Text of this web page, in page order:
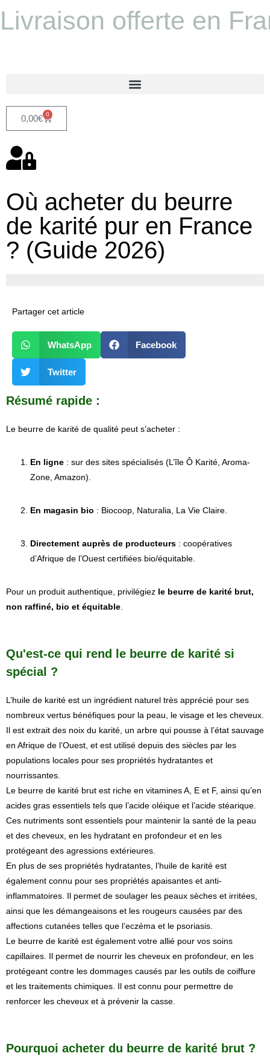
Livraison offerte en
0,00€ 0
Où acheter du beurre
de karité pur en France
? (Guide 2026)
Partager cet article
WhatsApp Facebook
Twitter
Résumé rapide :
Le beurre de karité de qualité peut s’acheter :
En ligne : sur des sites spécialisés (L’île Ô Karité, Aroma-
Zone, Amazon).
En magasin bio : Biocoop, Naturalia, La Vie Claire.
Directement auprès de producteurs : coopératives
d’Afrique de l’Ouest certifiées bio/équitable.
Pour un produit authentique, privilégiez le beurre de karité brut,
non raffiné, bio et équitable
Qu'est-ce qui rend le beurre de karité si
spécial ?
L’huile de karité est un ingrédient naturel très apprécié pour ses
nombreux vertus bénéfiques pour la peau, le visage et les cheveux.
Il est extrait des noix du karité, un arbre qui pousse à l’état sauvage
en Afrique de l’Ouest, et est utilisé depuis des siècles par les
populations locales pour ses propriétés hydratantes et
nourrissantes.
Le beurre de karité brut est riche en vitamines A, E et F, ainsi qu’en
acides gras essentiels tels que l’acide oléique et l’acide stéarique.
Ces nutriments sont essentiels pour maintenir la santé de la peau
et des cheveux, en les hydratant en profondeur et en les
protégeant des agressions extérieures.
En plus de ses propriétés hydratantes, l’huile de karité est
également connu pour ses propriétés apaisantes et anti-
inflammatoires. Il permet de soulager les peaux sèches et irritées,
ainsi que les démangeaisons et les rougeurs causées par des
affections cutanées telles que l’eczéma et le psoriasis.
Le beurre de karité est également votre allié pour vos soins
capillaires. Il permet de nourrir les cheveux en profondeur, en les
protégeant contre les dommages causés par les outils de coiffure
et les traitements chimiques. Il est connu pour permettre de
renforcer les cheveux et à prévenir la casse.
Pourquoi acheter du beurre de karité brut ?